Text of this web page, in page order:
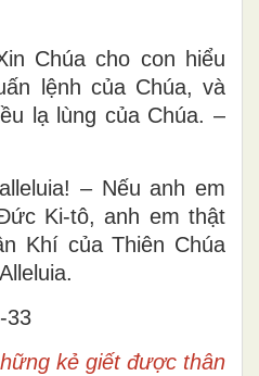
Chúa cho con hiểu
lệnh của Chúa, và
lạ lùng của Chúa. –
– Nếu anh em
Ki-tô, anh em thật
Khí của Thiên Chúa
33
kẻ giết được thân